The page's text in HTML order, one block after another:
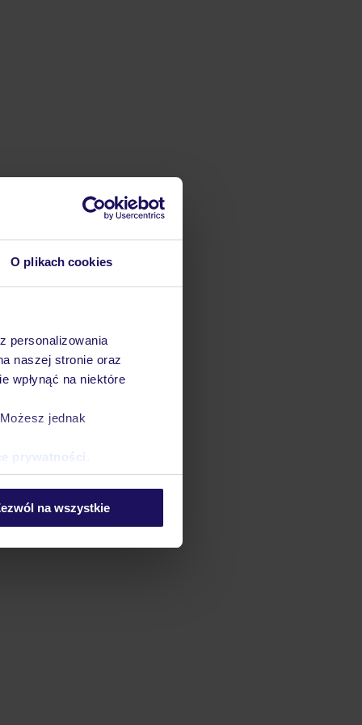
O plikach cookies
personalizowania
naszej stronie oraz
wpłynąć na niektóre
jednak
prywatności
na wszystkie